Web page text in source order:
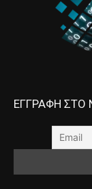
ΕΓΓΡΑΦΗ ΣΤΟ